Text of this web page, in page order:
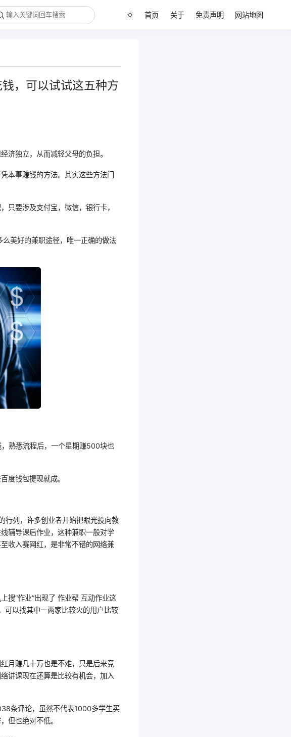
首页 关于 免责声明 网站地图
，可以试试这五种方
济独立，从而减轻父母的负担。
本事赚钱的方法。其实这些方法门
只要涉及支付宝，微信，银行卡，
美好的兼职途径，唯一正确的做法
熟悉流程后，一个星期赚500块也
度钱包提现就成。
行列，许多创业者开始把眼光投向教
辅导课后作业，这种兼职一般对学
收入赛网红，是非常不错的网络兼
搜“作业”出现了 作业帮 互动作业这
可以找其中一两家比较火的用户比较
月赚几十万也是不难，只是后来竞
讲课现在还算是比较有机会，加入
条评论，虽然不代表1000多学生买
但也绝对不低。